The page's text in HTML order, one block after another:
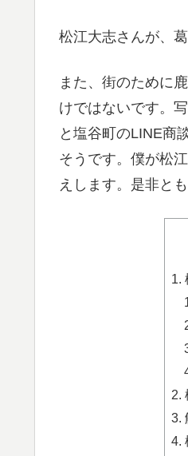
松江大志さんが、
また、街のために
けではないです。
と塩谷町のLINE商
そうです。僕が松
えします。是非と